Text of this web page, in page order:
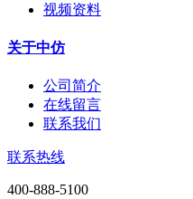
视频资料
关于中仿
公司简介
在线留言
联系我们
联系热线
400-888-5100